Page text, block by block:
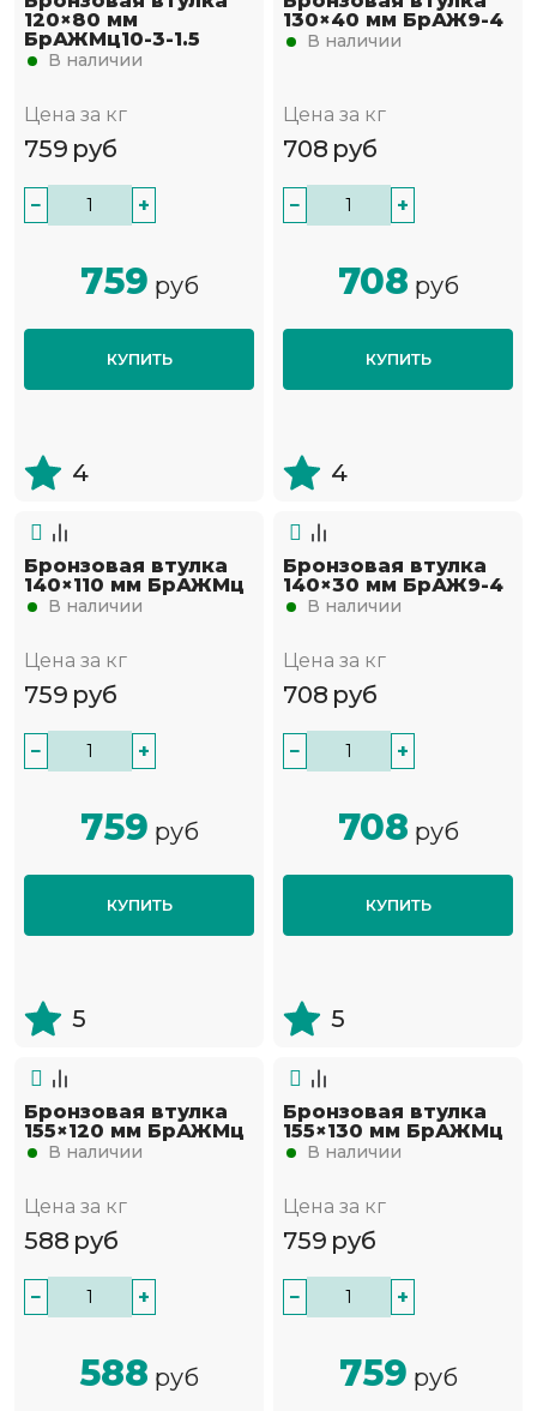
120×80 мм
БрАЖМц10-3-1.5
В наличии
Цена за кг
759 руб
− +
759 руб
КУПИТЬ
4
130×40 мм БрАЖ9-4
В наличии
Цена за кг
708 руб
− +
708 руб
КУПИТЬ
4
Бронзовая втулка
140×110 мм БрАЖМц
В наличии
Цена за кг
759 руб
− +
759 руб
КУПИТЬ
5
Бронзовая втулка
140×30 мм БрАЖ9-4
В наличии
Цена за кг
708 руб
− +
708 руб
КУПИТЬ
5
Бронзовая втулка
155×120 мм БрАЖМц
В наличии
Цена за кг
588 руб
− +
588 руб
Бронзовая втулка
155×130 мм БрАЖМц
В наличии
Цена за кг
759 руб
− +
759 руб